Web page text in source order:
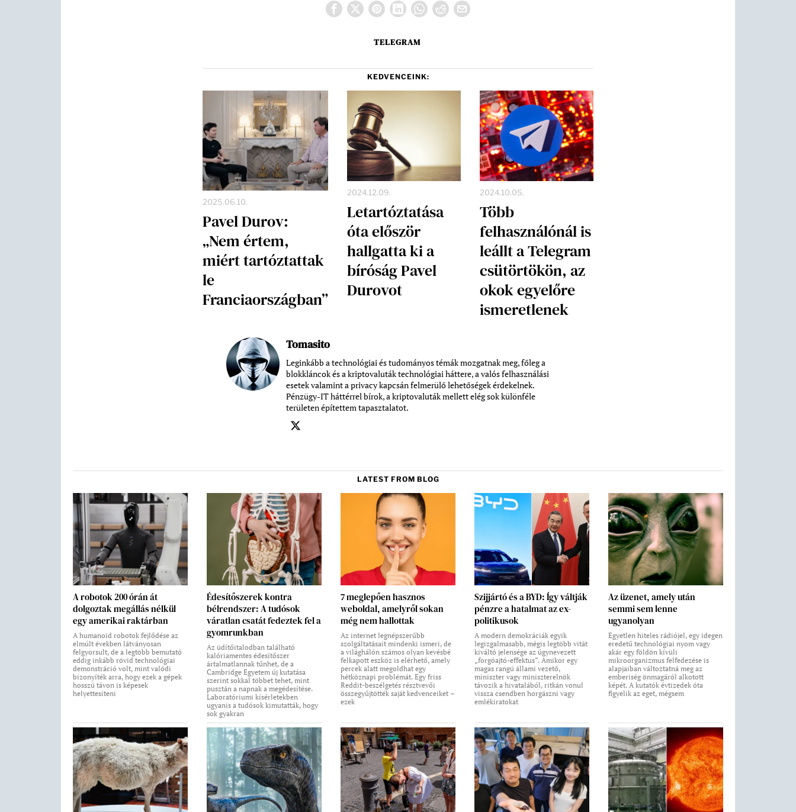
TELEGRAM
KEDVENCEINK:
2025.06.10.
Pavel Durov:
„Nem értem,
miért tartóztattak
le
Franciaországban”
2024.12.09.
Letartóztatása
óta először
hallgatta ki a
bíróság Pavel
Durovot
2024.10.05.
Több
felhasználónál is
leállt a Telegram
csütörtökön, az
okok egyelőre
ismeretlenek
Tomasito
Leginkább a technológiai és tudományos témák mozgatnak meg, főleg a
blokkláncok és a kriptovaluták technológiai háttere, a valós felhasználási
esetek valamint a privacy kapcsán felmerülő lehetőségek érdekelnek.
Pénzügy-IT háttérrel bírok, a kriptovaluták mellett elég sok különféle
területen építettem tapasztalatot.
LATEST FROM BLOG
A robotok 200 órán át
dolgoztak megállás nélkül
egy amerikai raktárban
A humanoid robotok fejlődése az
elmúlt években látványosan
felgyorsult, de a legtöbb bemutató
eddig inkább rövid technológiai
demonstráció volt, mint valódi
bizonyíték arra, hogy ezek a gépek
hosszú távon is képesek
helyettesíteni
Édesítőszerek kontra
bélrendszer: A tudósok
váratlan csatát fedeztek fel a
gyomrunkban
Az üdítőitalodban található
kalóriamentes édesítőszer
ártalmatlannak tűnhet, de a
Cambridge Egyetem új kutatása
szerint sokkal többet tehet, mint
pusztán a napnak a megédesítése.
Laboratóriumi kísérletekben
ugyanis a tudósok kimutatták, hogy
sok gyakran
7 meglepően hasznos
weboldal, amelyről sokan
még nem hallottak
Az internet legnépszerűbb
szolgáltatásait mindenki ismeri, de
a világhálón számos olyan kevésbé
felkapott eszköz is elérhető, amely
percek alatt megoldhat egy
hétköznapi problémát. Egy friss
Reddit-beszélgetés résztvevői
összegyűjtötték saját kedvenceiket –
ezek
Szijjártó és a BYD: Így váltják
pénzre a hatalmat az ex-
politikusok
A modern demokráciák egyik
legizgalmasabb, mégis legtöbb vitát
kiváltó jelensége az úgynevezett
„forgóajtó-effektus”. Amikor egy
magas rangú állami vezető,
miniszter vagy miniszterelnök
távozik a hivatalából, ritkán vonul
vissza csendben horgászni vagy
emlékiratokat
Az üzenet, amely után
semmi sem lenne
ugyanolyan
Egyetlen hiteles rádiójel, egy idegen
eredetű technológiai nyom vagy
akár egy földön kívüli
mikroorganizmus felfedezése is
alapjaiban változtatná meg az
emberiség önmagáról alkotott
képét. A kutatók évtizedek óta
figyelik az eget, mégsem